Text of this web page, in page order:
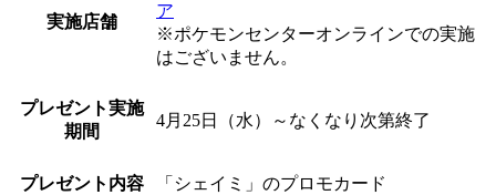
実施店舗
ア
※ポケモンセンターオンラインでの実施
はございません。
プレゼント実施
期間
4月25日（水）～なくなり次第終了
プレゼント内容 「シェイミ」のプロモカード